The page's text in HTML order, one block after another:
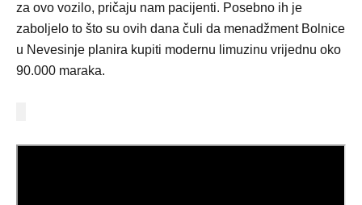
za ovo vozilo, pričaju nam pacijenti. Posebno ih je
zaboljelo to što su ovih dana čuli da menadžment Bolnice
u Nevesinje planira kupiti modernu limuzinu vrijednu oko
90.000 maraka.